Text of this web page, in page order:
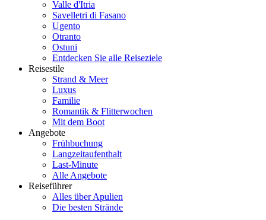
Valle d'Itria
Savelletri di Fasano
Ugento
Otranto
Ostuni
Entdecken Sie alle Reiseziele
Reisestile
Strand & Meer
Luxus
Familie
Romantik & Flitterwochen
Mit dem Boot
Angebote
Frühbuchung
Langzeitaufenthalt
Last-Minute
Alle Angebote
Reiseführer
Alles über Apulien
Die besten Strände